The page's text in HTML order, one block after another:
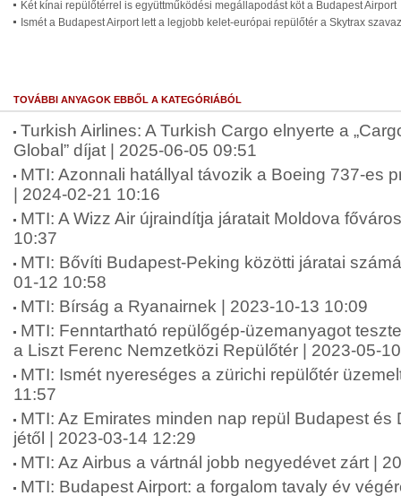
Két kínai repülőtérrel is együttműködési megállapodást köt a Budapest Airport
Ismét a Budapest Airport lett a legjobb kelet-európai repülőtér a Skytrax
TOVÁBBI ANYAGOK EBBŐL A KATEGÓRIÁBÓL
Turkish Airlines: A Turkish Cargo elnyerte a
Global” díjat | 2025-06-05 09:51
MTI: Azonnali hatállyal távozik a Boeing 737-es
| 2024-02-21 10:16
MTI: A Wizz Air újraindítja járatait Moldova
10:37
MTI: Bővíti Budapest-Peking közötti járatai
01-12 10:58
MTI: Bírság a Ryanairnek | 2023-10-13 10:09
MTI: Fenntartható repülőgép-üzemanyagot
a Liszt Ferenc Nemzetközi Repülőtér | 2023-05-
MTI: Ismét nyereséges a zürichi repülőtér
11:57
MTI: Az Emirates minden nap repül Budapest és
jétől | 2023-03-14 12:29
MTI: Az Airbus a vártnál jobb negyedévet zárt |
MTI: Budapest Airport: a forgalom tavaly év